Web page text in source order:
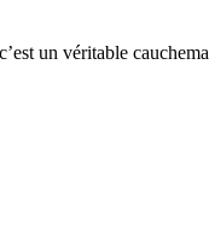
un véritable